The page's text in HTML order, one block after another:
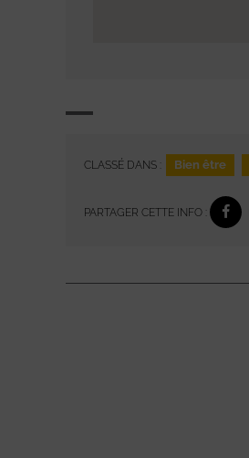
CLASSÉ DANS : Bien être
PARTAGER CETTE INFO :